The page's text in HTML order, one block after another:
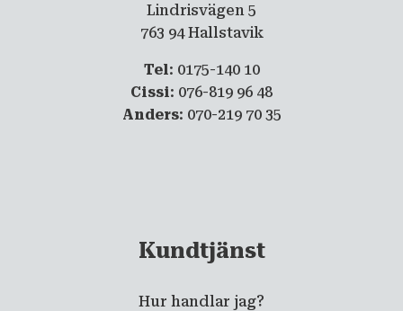
Lindrisvägen 5
763 94 Hallstavik
Tel: 0175-140 10
Cissi: 076-819 96 48
Anders: 070-219 70 35
Kundtjänst
Hur handlar jag?